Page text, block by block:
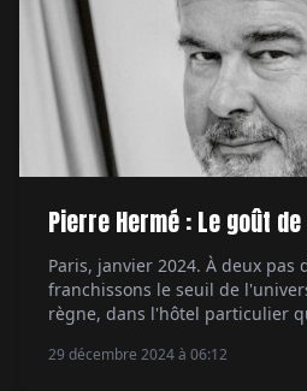
Pierre Hermé : Le goût
Paris, janvier 2024. À deux pas
franchissons le seuil de
règne, dans l'hôtel particulier
imprégnée du charme discret
29 décembre 2024 à 06:12